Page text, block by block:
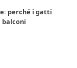
perché i gatti
balconi